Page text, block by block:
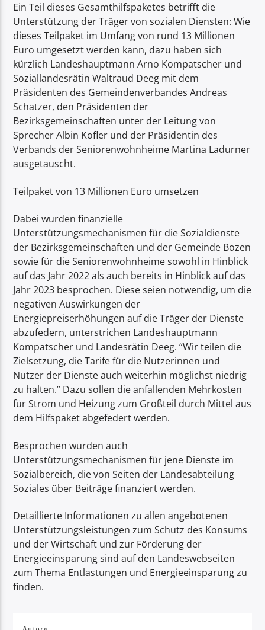
Ein Teil dieses Gesamthilfspaketes betrifft die
Unterstützung der Träger von sozialen Diensten: Wie
dieses Teilpaket im Umfang von rund 13 Millionen
Euro umgesetzt werden kann, dazu haben sich
kürzlich Landeshauptmann Arno Kompatscher und
Soziallandesrätin Waltraud Deeg mit dem
Präsidenten des Gemeindenverbandes Andreas
Schatzer, den Präsidenten der
Bezirksgemeinschaften unter der Leitung von
Sprecher Albin Kofler und der Präsidentin des
Verbands der Seniorenwohnheime Martina Ladurner
ausgetauscht.
Teilpaket von 13 Millionen Euro umsetzen
Dabei wurden finanzielle
Unterstützungsmechanismen für die Sozialdienste
der Bezirksgemeinschaften und der Gemeinde Bozen
sowie für die Seniorenwohnheime sowohl in Hinblick
auf das Jahr 2022 als auch bereits in Hinblick auf das
Jahr 2023 besprochen. Diese seien notwendig, um die
negativen Auswirkungen der
Energiepreiserhöhungen auf die Träger der Dienste
abzufedern, unterstrichen Landeshauptmann
Kompatscher und Landesrätin Deeg. “Wir teilen die
Zielsetzung, die Tarife für die Nutzerinnen und
Nutzer der Dienste auch weiterhin möglichst niedrig
zu halten.” Dazu sollen die anfallenden Mehrkosten
für Strom und Heizung zum Großteil durch Mittel aus
dem Hilfspaket abgefedert werden.
Besprochen wurden auch
Unterstützungsmechanismen für jene Dienste im
Sozialbereich, die von Seiten der Landesabteilung
Soziales über Beiträge finanziert werden.
Detaillierte Informationen zu allen angebotenen
Unterstützungsleistungen zum Schutz des Konsums
und der Wirtschaft und zur Förderung der
Energieeinsparung sind auf den Landeswebseiten
zum Thema Entlastungen und Energieeinsparung zu
finden.